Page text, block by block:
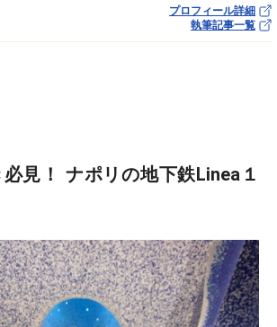
プロフィール詳細
執筆記事一覧
見！ ナポリの地下鉄Linea１